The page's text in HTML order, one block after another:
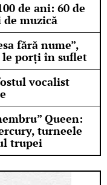
de ani: 60 de
de muzică
fără nume”,
le porți în suflet
vocalist
Queen:
turneele
trupei